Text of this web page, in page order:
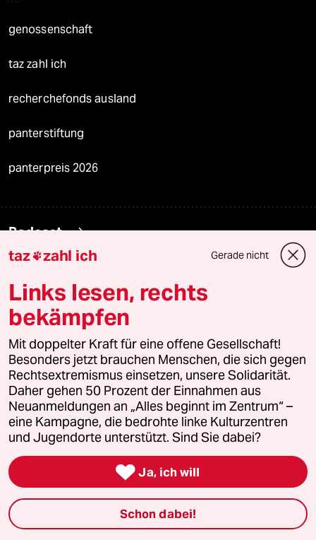
genossenschaft
taz zahl ich
recherchefonds ausland
panterstiftung
panterpreis 2026
Podcast
fernverbindung
klima update°
Mauerecho
Freie Rede
reingehen
Newsletter
taz zahl ich Gerade nicht
Links lesen, rechts
bekämpfen
Mit doppelter Kraft für eine offene Gesellschaft!
Besonders jetzt brauchen Menschen, die sich gegen
Rechtsextremismus einsetzen, unsere Solidarität.
Daher gehen 50 Prozent der Einnahmen aus
Neuanmeldungen an „Alles beginnt im Zentrum“ –
eine Kampagne, die bedrohte linke Kulturzentren
und Jugendorte unterstützt. Sind Sie dabei?
 Ja, ich will
Schon dabei!